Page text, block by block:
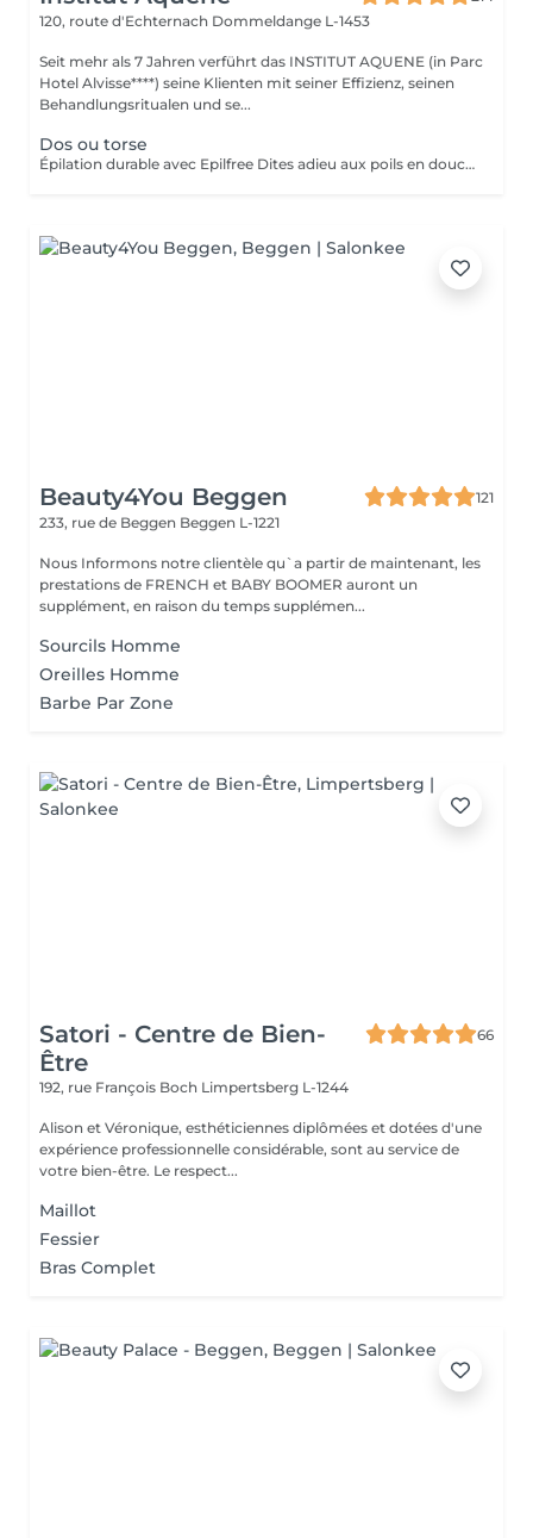
120, route d'Echternach Dommeldange L-1453
Seit mehr als 7 Jahren verführt das INSTITUT AQUENE (in Parc
Hotel Alvisse****) seine Klienten mit seiner Effizienz, seinen
Behandlungsritualen und se...
Dos ou torse
Épilation durable avec Epilfree Dites adieu aux poils en douceur Découvrez Epilfree, une méthode révolutionnaire qui permet de réduire durablement la pilosité, sans laser ni contrainte. Après une épilation à la cire, une solution spécifique est appliquée pour agir directement à la racine du poil et ralentir sa repousse séance après séance. Pourquoi choisir Epilfree ? Efficace sur tous les types de poils (clairs, foncés, fins, épais) Adapté à toutes les couleurs de peau Sans aucune restriction au soleil (idéal toute l'année, même en été ) Compatible sur les zones tatouées Réduction progressive et durable de la repousse Moins de poils incarnés, peau plus douce Résultats visibles rapidement Dès les premières séances : Le poil repousse plus lentement Il devient plus fin et plus clair Les zones s'éclaircissent et s'adoucissent Pour un résultat optimal, une cure est recommandée.
Beauty4You Beggen
121
233, rue de Beggen Beggen L-1221
Nous Informons notre clientèle qu`a partir de maintenant, les
prestations de FRENCH et BABY BOOMER auront un
supplément, en raison du temps supplémen...
Sourcils Homme
Oreilles Homme
Barbe Par Zone
Satori - Centre de Bien-
Être
66
192, rue François Boch Limpertsberg L-1244
Alison et Véronique, esthéticiennes diplômées et dotées d'une
expérience professionnelle considérable, sont au service de
votre bien-être. Le respect...
Maillot
Fessier
Bras Complet